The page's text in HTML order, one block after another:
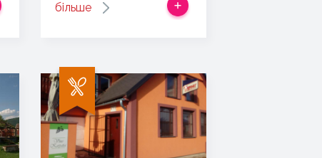
більше